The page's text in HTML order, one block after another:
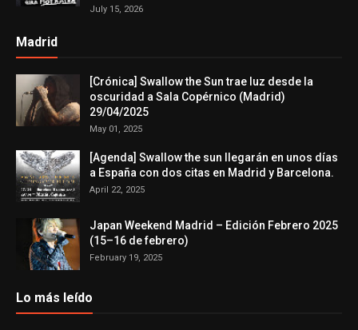
July 15, 2026
Madrid
[Crónica] Swallow the Sun trae luz desde la
oscuridad a Sala Copérnico (Madrid)
29/04/2025
May 01, 2025
[Agenda] Swallow the sun llegarán en unos días
a España con dos citas en Madrid y Barcelona.
April 22, 2025
Japan Weekend Madrid – Edición Febrero 2025
(15–16 de febrero)
February 19, 2025
Lo más leído